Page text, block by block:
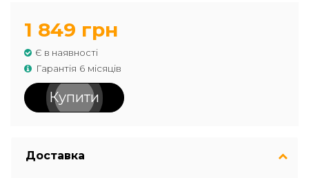
1 849 грн
Є в наявності
Гарантія 6 місяців
Купити
Доставка